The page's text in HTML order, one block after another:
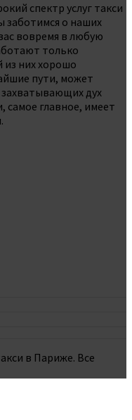
спектр услуг такси
заботимся о наших
вовремя в любую
только
из них хорошо
пути, может
захватывающих дух
самое главное, имеет
в Париже. Все